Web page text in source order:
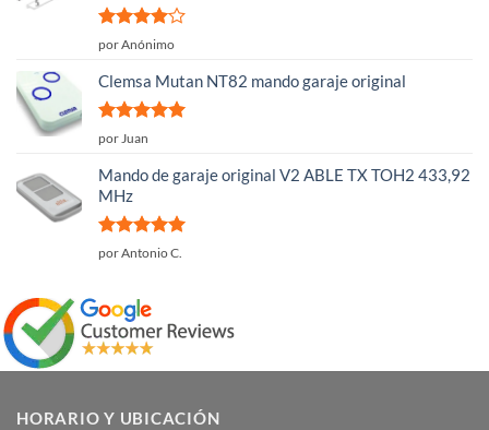
Valorado
5
por Anónimo
Clemsa Mutan NT82 mando garaje original
Valorado
por Juan
Mando de garaje original V2 ABLE TX TOH2 433,92
MHz
Valorado
por Antonio C.
HORARIO Y UBICACIÓN